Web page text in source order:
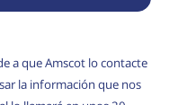
a que Amscot lo contacte
la información que nos